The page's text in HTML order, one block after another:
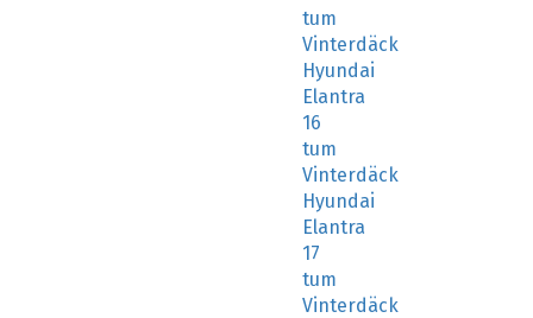
tum
Vinterdäck
Hyundai
Elantra
16
tum
Vinterdäck
Hyundai
Elantra
17
tum
Vinterdäck